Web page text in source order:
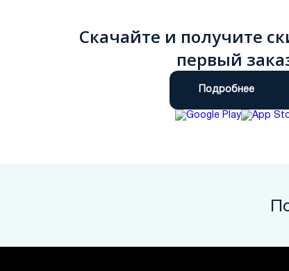
Скачайте и получите
первый
Подробнее